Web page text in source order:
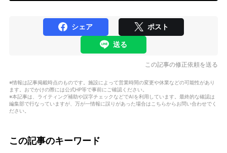
シェア ポスト
送る
この記事の修正依頼を送る
※情報は記事掲載時点のものです。施設によって営業時間の変更や休業などの可能性があり
ます。おでかけの際には公式HP等で事前にご確認ください。
※本記事は、ライティング補助や誤字チェックなどでAIを利用しています。最終的な確認は
編集部で行なっていますが、万が一情報に誤りがあった場合はこちらからお問い合わせでく
ださい。
この記事のキーワード